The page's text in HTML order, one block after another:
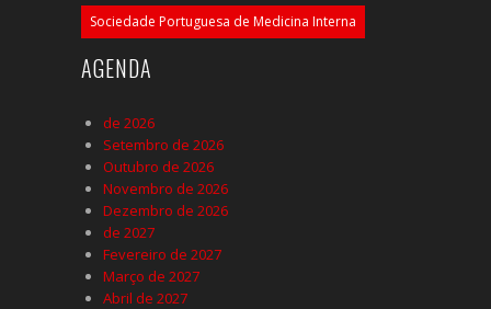
Sociedade Portuguesa de Medicina Interna
AGENDA
de 2026
Setembro de 2026
Outubro de 2026
Novembro de 2026
Dezembro de 2026
de 2027
Fevereiro de 2027
Março de 2027
Abril de 2027